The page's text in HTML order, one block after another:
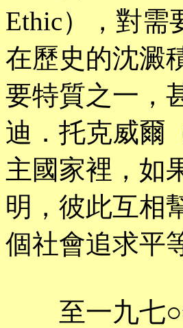
Ethic），對需
在歷史的沈澱
要特質之一，
迪．托克威爾
主國家裡，如
明，彼此互相
個社會追求平
至一九七○